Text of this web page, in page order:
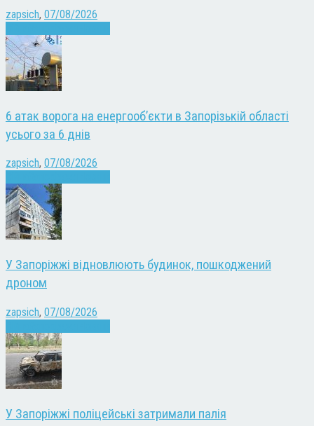
zapsich, 07/08/2026
6 атак ворога на енергооб’єкти в Запорізькій області
усього за 6 днів
zapsich, 07/08/2026
У Запоріжжі відновлюють будинок, пошкоджений
дроном
zapsich, 07/08/2026
У Запоріжжі поліцейські затримали палія